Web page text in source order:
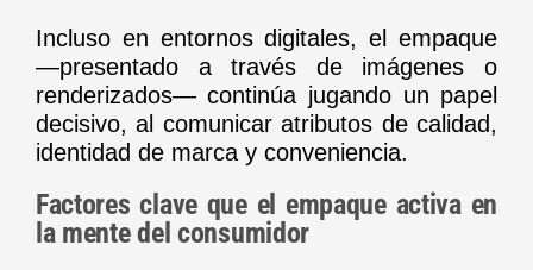
Incluso en entornos digitales, el empaque
—presentado a través de imágenes o
renderizados— continúa jugando un papel
decisivo, al comunicar atributos de calidad,
identidad de marca y conveniencia.
Factores clave que el empaque activa en
la mente del consumidor